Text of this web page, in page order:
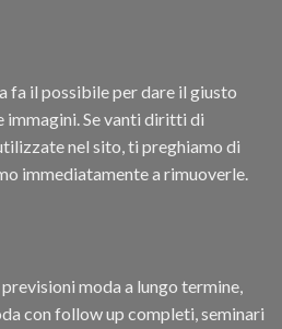
fa il possibile per dare il giusto
Se vanti diritti di
nel sito, ti preghiamo di
immediatamente a rimuoverle.
moda a lungo termine,
con follow up completi, seminari